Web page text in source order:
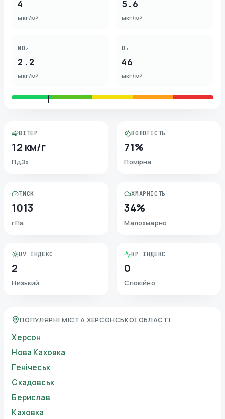
4
мкг/м³
5.6
мкг/м³
NO₂
2.2
мкг/м³
O₃
46
мкг/м³
ВІТЕР
12 км/г
ПдЗх
ВОЛОГІСТЬ
71%
Помірна
ТИСК
1013
гПа
ХМАРНІСТЬ
34%
Малохмарно
UV ІНДЕКС
2
Низький
KP ІНДЕКС
0
Спокійно
ПОПУЛЯРНІ МІСТА ХЕРСОНСЬКОЇ ОБЛАСТІ
Херсон
Нова Каховка
Генічеськ
Скадовськ
Берислав
Каховка